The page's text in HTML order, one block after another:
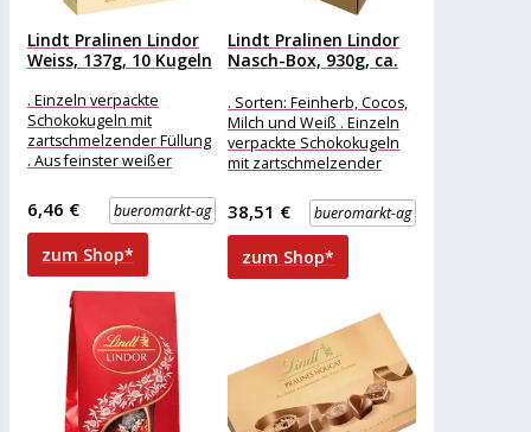
Lindt Pralinen Lindor
Weiss, 137g, 10 Kugeln
. Einzeln verpackte
Schokokugeln mit
zartschmelzender Füllung
. Aus feinster weißer
Verpackung: einzeln
verpackt Eigenschaft: ohne
Alkohol weitere
bueromarkt-ag
6,46 €
zum Shop*
Lindt Pralinen Lindor
Nasch-Box, 930g, ca.
. Sorten: Feinherb, Cocos,
Milch und Weiß . Einzeln
verpackte Schokokugeln
mit zartschmelzender
Sorten . Modernerbueromarkt-ag
38,51 €
zum Shop*